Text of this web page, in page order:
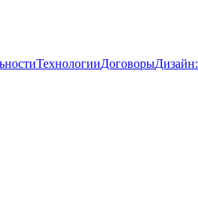
ТехнологииДоговорыДизайн: